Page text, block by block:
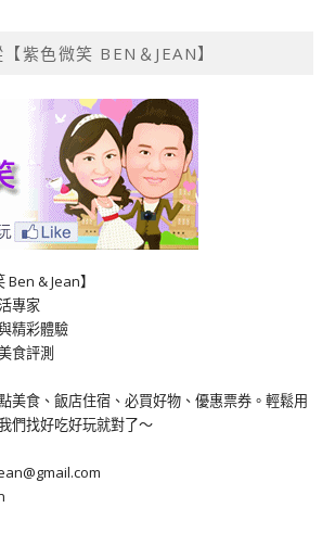
紫色微笑 BEN＆JEAN】
& Jean】
專家
精彩體驗
食評測
美食、飯店住宿、必買好物、優惠票券。輕鬆用
們找好吃好玩就對了～